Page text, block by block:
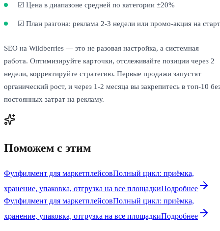
☑ Цена в диапазоне средней по категории ±20%
☑ План разгона: реклама 2-3 недели или промо-акция на
SEO на Wildberries — это не разовая настройка, а системная
работа. Оптимизируйте карточки, отслеживайте позиции через 2
недели, корректируйте стратегию. Первые продажи запустят
органический рост, и через 1-2 месяца вы закрепитесь в топ-10
постоянных затрат на рекламу.
Поможем с этим
Фулфилмент для маркетплейсовПолный цикл: приёмка,
хранение, упаковка, отгрузка на все площадкиПодробнее
Фулфилмент для маркетплейсовПолный цикл: приёмка,
хранение, упаковка, отгрузка на все площадкиПодробнее